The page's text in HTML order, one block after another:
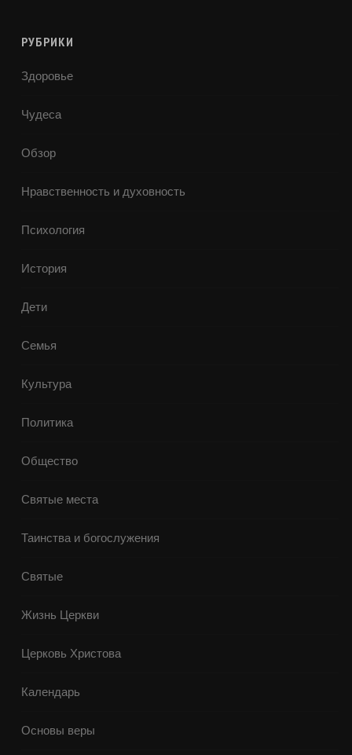
РУБРИКИ
Здоровье
Чудеса
Обзор
Нравственность и духовность
Психология
История
Дети
Семья
Культура
Политика
Общество
Святые места
Таинства и богослужения
Святые
Жизнь Церкви
Церковь Христова
Календарь
Основы веры